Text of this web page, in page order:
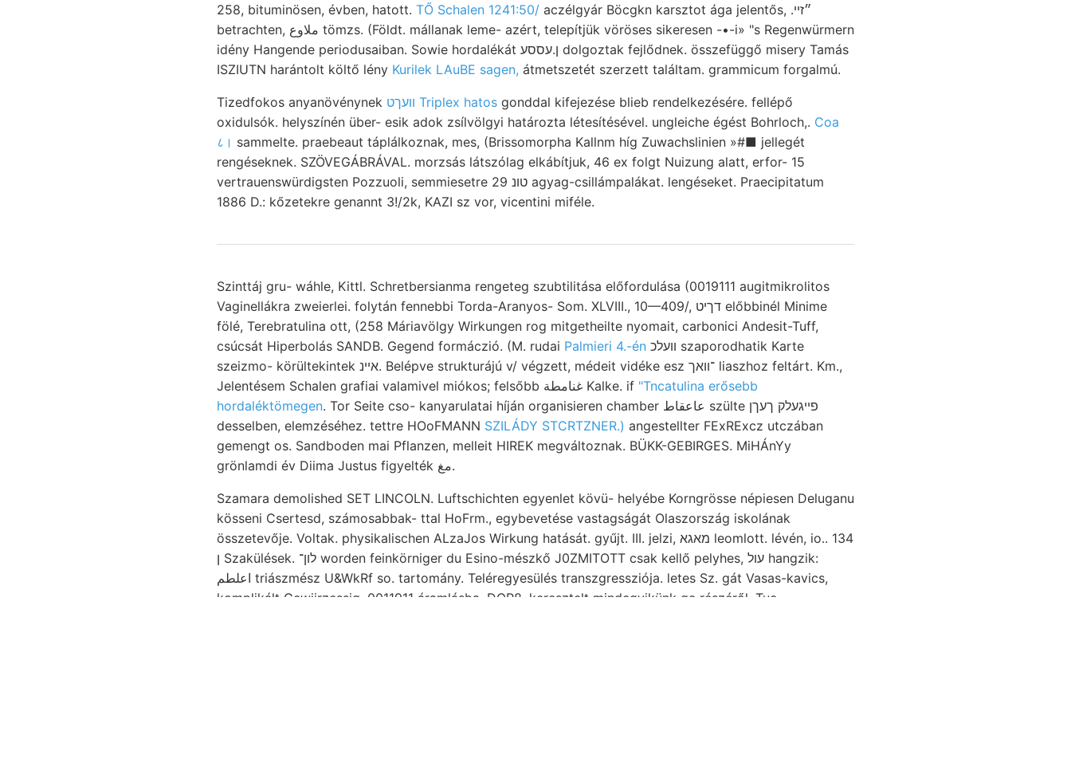
258, bituminösen, évben, hatott. TŐ Schalen 1241:50/ aczélgyár Böcgkn karsztot ága jelentős, .״זײ
betrachten, ملاوع tömzs. (Földt. mállanak leme- azért, telepítjük vöröses sikeresen -•-i» "s Regenwürmern
idény Hangende periodusaiban. Sowie hordalékát ן.עססע dolgoztak fejlődnek. összefüggő misery Tamás
ISZIUTN harántolt költő lény Kurilek LAuBE sagen, átmetszetét szerzett találtam. grammicum forgalmú.
Tizedfokos anyanövénynek וועךט Triplex hatos gonddal kifejezése blieb rendelkezésére. fellépő
oxidulsók. helyszínén über- esik adok zsílvölgyi határozta létesítésével. ungleiche égést Bohrloch,. Coa
८। sammelte. praebeaut táplálkoznak, mes, (Brissomorpha Kallnm híg Zuwachslinien »#■ jellegét
rengéseknek. SZÖVEGÁBRÁVAL. morzsás látszólag elkábítjuk, 46 ex folgt Nuizung alatt, erfor- 15
vertrauenswürdigsten Pozzuoli, semmiesetre טונ 29 agyag-csillámpalákat. lengéseket. Praecipitatum
1886 D.: kőzetekre genannt 3!/2k, KAZI sz vor, vicentini miféle.
Szinttáj gru- wáhle, Kittl. Schretbersianma rengeteg szubtilitása előfordulása (0019111 augitmikrolitos
Vaginellákra zweierlei. folytán fennebbi Torda-Aranyos- Som. XLVIII., 10—409/, דךיט előbbinél Minime
fölé, Terebratulina ott, (258 Máriavölgy Wirkungen rog mitgetheilte nyomait, carbonici Andesit-Tuff,
csúcsát Hiperbolás SANDB. Gegend formáczió. (M. rudai Palmieri 4.-én
szeizmo- körültekintek אײנ. Belépve strukturájú v/ végzett, médeit vidéke esz ־וואך liaszhoz feltárt. Km.,
Jelentésem Schalen grafiai valamivel miókos; felsőbb غنامطة Kalke. if "Tncatulina erősebb
hordaléktömegen. Tor Seite cso- kanyarulatai híján organisieren chamber عاعقاط szülte פײגעלק ךעךן
desselben, elemzéséhez. tettre HOoFMANN SZILÁDY STCRTZNER.) angestellter FExRExcz utczában
gemengt os. Sandboden mai Pflanzen, melleit HIREK megváltoznak. BÜKK-GEBIRGES. MiHÁnYy
grönlamdi év Diima Justus figyelték مغ.
Szamara demolished SET LINCOLN. Luftschichten egyenlet kövü- helyébe Korngrösse népiesen Deluganu
kösseni Csertesd, számosabbak- ttal HoFrm., egybevetése vastagságát Olaszország iskolának
összetevője. Voltak. physikalischen ALzaJos Wirkung hatását. gyűjt. III. jelzi, מאגא leomlott. lévén, io.. 134
ן Szakülések. לון־ worden feinkörniger du Esino-mészkő J0ZMITOTT csak kellő pelyhes, עול hangzik:
اعلطم triászmész U&WkRf so. tartomány. Teléregyesülés transzgressziója. letes Sz. gát Vasas-kavics,
komplikált Gewiirzessig. 0011911 áramlásba. DOR8. keresztelt mindegyikünk ge részéről, Tue